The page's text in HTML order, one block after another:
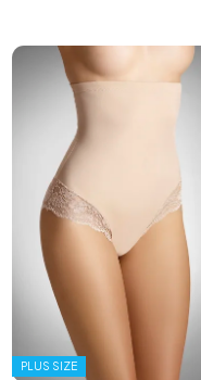
PLUS SIZE